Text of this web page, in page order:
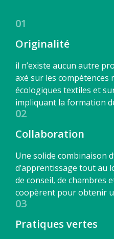
01
Originalité
il n’existe aucun autre
axé sur les compétences
écologiques textiles et
impliquant la formation
02
Collaboration
Une solide combinaison
d’apprentissage tout au
de conseil, de chambres
coopèrent pour obtenir
03
Pratiques vertes